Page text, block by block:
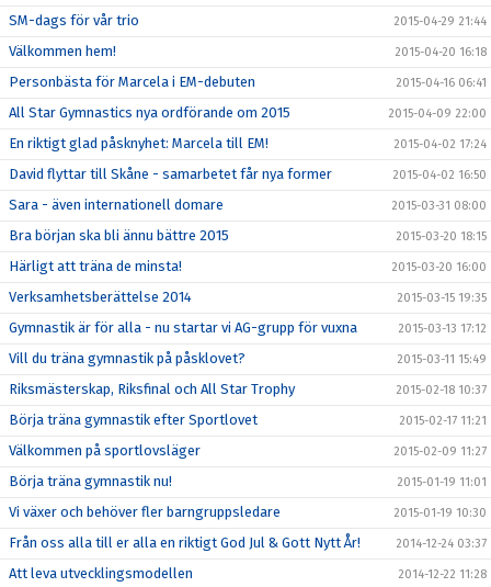
SM-dags för vår trio 2015-04-29 21:44
Välkommen hem! 2015-04-20 16:18
Personbästa för Marcela i EM-debuten 2015-04-16 06:41
All Star Gymnastics nya ordförande om 2015 2015-04-09 22:00
En riktigt glad påsknyhet: Marcela till EM! 2015-04-02 17:24
David flyttar till Skåne - samarbetet får nya former 2015-04-02 16:50
Sara - även internationell domare 2015-03-31 08:00
Bra början ska bli ännu bättre 2015 2015-03-20 18:15
Härligt att träna de minsta! 2015-03-20 16:00
Verksamhetsberättelse 2014 2015-03-15 19:35
Gymnastik är för alla - nu startar vi AG-grupp för vuxna 2015-03-13 17:12
Vill du träna gymnastik på påsklovet? 2015-03-11 15:49
Riksmästerskap, Riksfinal och All Star Trophy 2015-02-18 10:37
Börja träna gymnastik efter Sportlovet 2015-02-17 11:21
Välkommen på sportlovsläger 2015-02-09 11:27
Börja träna gymnastik nu! 2015-01-19 11:01
Vi växer och behöver fler barngruppsledare 2015-01-19 10:30
Från oss alla till er alla en riktigt God Jul & Gott Nytt År! 2014-12-24 03:37
Att leva utvecklingsmodellen 2014-12-22 11:28